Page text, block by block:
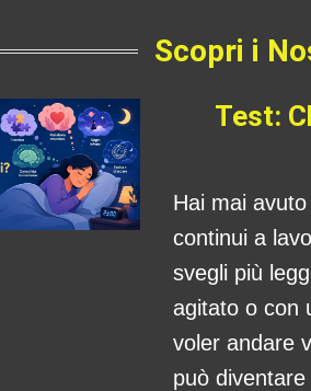
Scopri i
Test:
Hai mai
continui a
svegli più
agitato o con
voler andare
può